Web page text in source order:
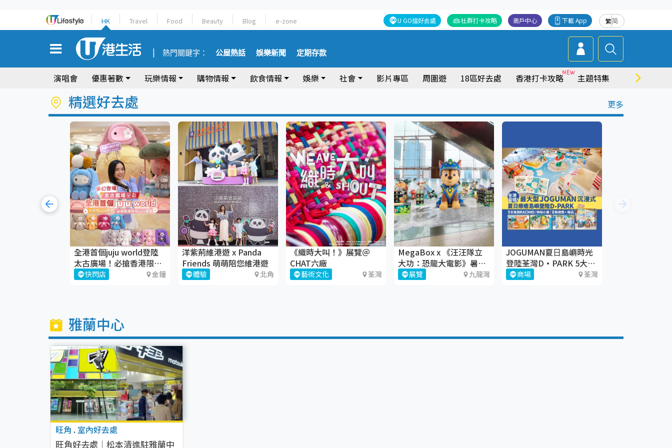
HK Travel Food Beauty Blog e-zone 繁简
下載 App
商戶中心
社群打卡攻略
U GO搵好去處
熱門關鍵字： 公屋熱話 娛樂新聞 定期存款
演唱會 優惠著數 玩樂情報 購物情報 飲食情報 娛樂 社會 影片專區 周圍遊 18區好去處 香港打卡攻略 主題特集 商場情報
精選好去處 更多
全港首個juju world登陸
太古廣場！必搶香港限定
juju盲盒
快閃店 金鐘
洋紫荊維港遊 x Panda
Friends 萌萌陪您維港遊
體驗 北角
《織時大叫！》展覽＠
CHAT六廠
藝術文化 荃灣
MegaBox x 《汪汪隊立
大功：恐龍大電影》暑期
玩樂站
展覽 九龍灣
JOGUMAN夏⽇島嶼時光
登陸荃灣D·PARK 5大療
癒體驗區+期間限定店
商場 荃灣
雅蘭中心
旺角 . 室內好去處
旺角好去處｜松本清進駐雅蘭中